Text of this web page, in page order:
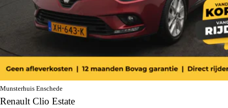
Munsterhuis Enschede
Renault Clio Estate